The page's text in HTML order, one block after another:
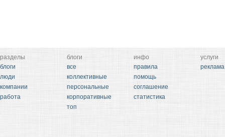
разделы
блоги
люди
компании
работа
блоги
все
коллективные
персональные
корпоративные
топ
инфо
правила
помощь
соглашение
статистика
услуги
реклама